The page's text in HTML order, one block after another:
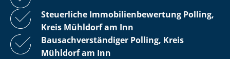
Steuerliche Im­mo­bi­li­en­be­wer­tung Polling,
Kreis Mühldorf am Inn
Bau­sach­ver­stän­di­ger Polling, Kreis
Mühldorf am Inn